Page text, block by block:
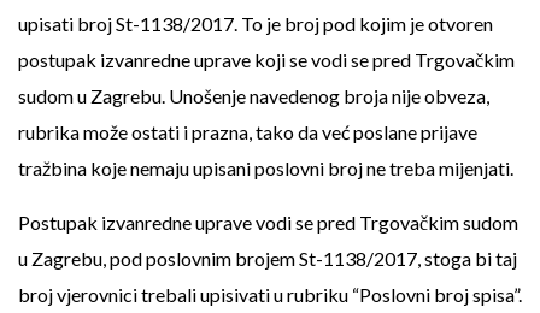
upisati broj St-1138/2017. To je broj pod kojim je otvoren
postupak izvanredne uprave koji se vodi se pred Trgovačkim
sudom u Zagrebu. Unošenje navedenog broja nije obveza,
rubrika može ostati i prazna, tako da već poslane prijave
tražbina koje nemaju upisani poslovni broj ne treba mijenjati.
Postupak izvanredne uprave vodi se pred Trgovačkim sudom
u Zagrebu, pod poslovnim brojem St-1138/2017, stoga bi taj
broj vjerovnici trebali upisivati u rubriku “Poslovni broj spisa”.